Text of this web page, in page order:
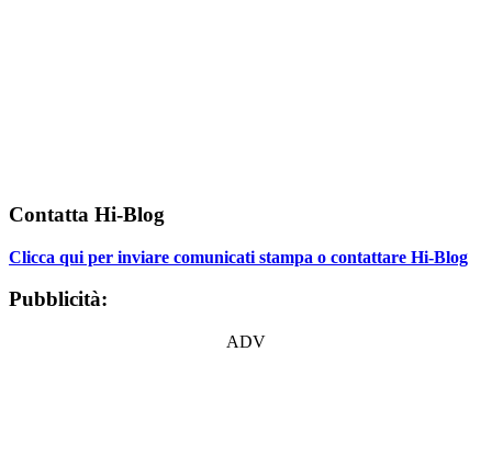
Contatta Hi-Blog
Clicca qui per inviare comunicati stampa o contattare Hi-Blog
Pubblicità:
ADV